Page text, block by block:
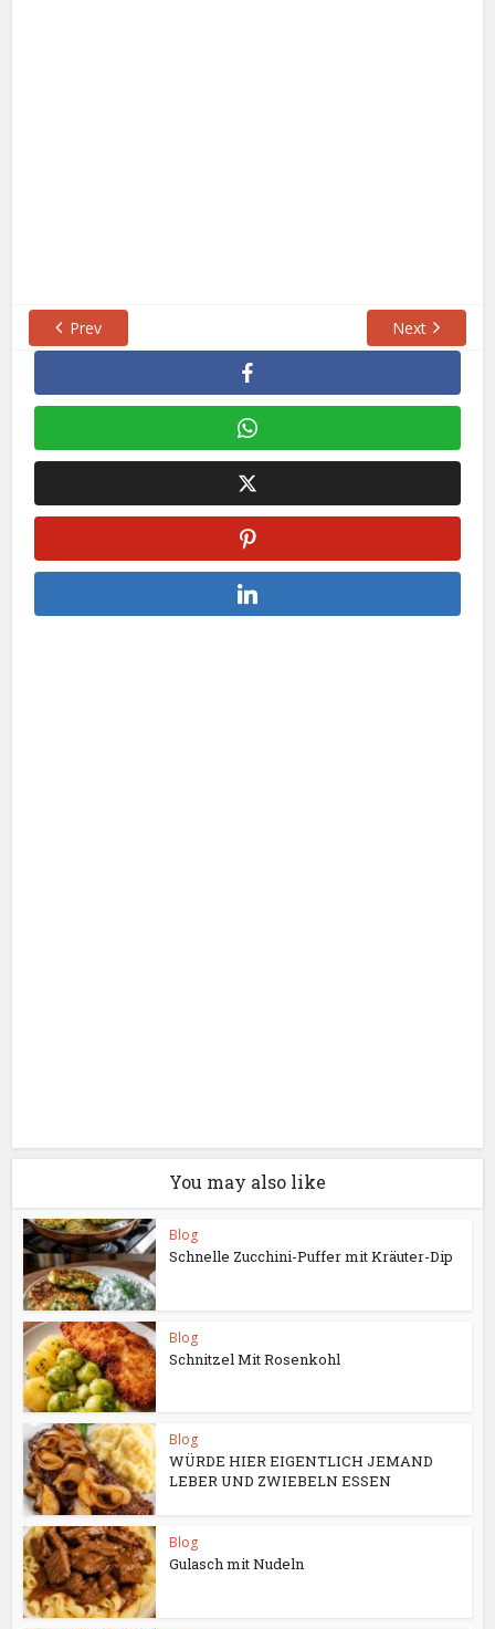
Prev Next
You may also like
Blog
Schnelle Zucchini-Puffer mit Kräuter-Dip
Blog
Schnitzel Mit Rosenkohl
Blog
WÜRDE HIER EIGENTLICH JEMAND
LEBER UND ZWIEBELN ESSEN
Blog
Gulasch mit Nudeln